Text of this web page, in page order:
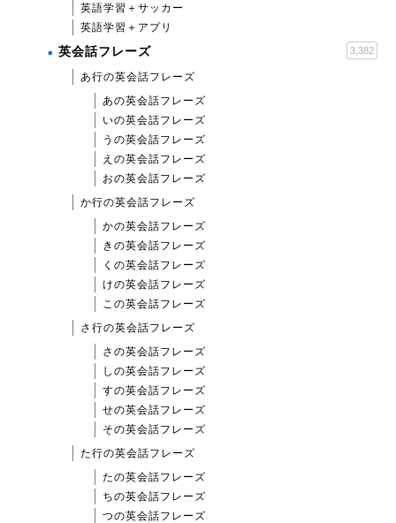
英語学習＋サッカー
英語学習＋アプリ
英会話フレーズ 3,382
あ行の英会話フレーズ
あの英会話フレーズ
いの英会話フレーズ
うの英会話フレーズ
えの英会話フレーズ
おの英会話フレーズ
か行の英会話フレーズ
かの英会話フレーズ
きの英会話フレーズ
くの英会話フレーズ
けの英会話フレーズ
この英会話フレーズ
さ行の英会話フレーズ
さの英会話フレーズ
しの英会話フレーズ
すの英会話フレーズ
せの英会話フレーズ
その英会話フレーズ
た行の英会話フレーズ
たの英会話フレーズ
ちの英会話フレーズ
つの英会話フレーズ